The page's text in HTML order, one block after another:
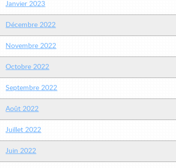
Janvier 2023
Décembre 2022
Novembre 2022
Octobre 2022
Septembre 2022
Août 2022
Juillet 2022
Juin 2022